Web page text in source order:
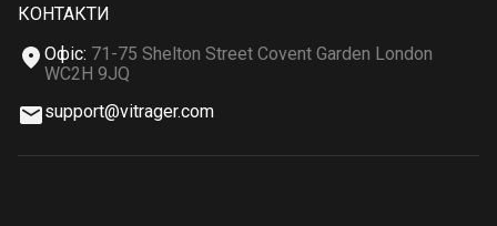
КОНТАКТИ
Офіс: 71-75 Shelton Street Covent Garden London
WC2H 9JQ
support@vitrager.com